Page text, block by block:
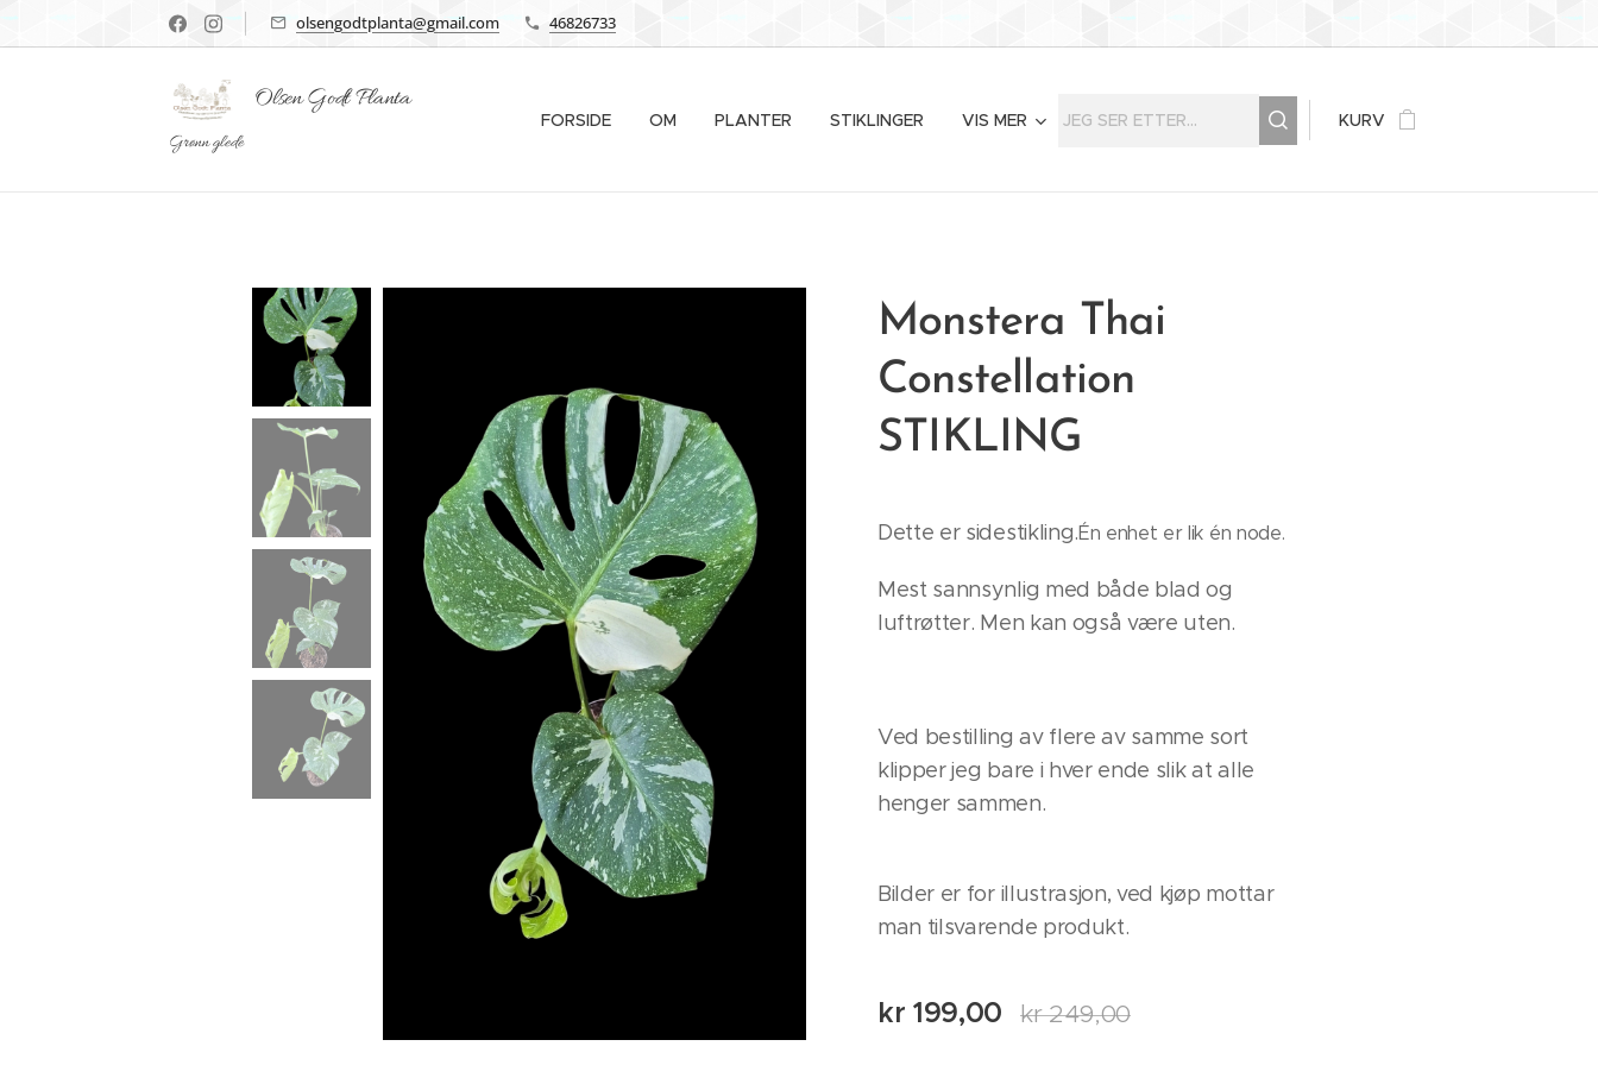
olsengodtplanta@gmail.com 46826733
Olsen Godt Planta
Grønn glede
FORSIDE OM PLANTER STIKLINGER VIS MER KURV
Monstera Thai
Constellation
STIKLING
Dette er sidestikling.Én enhet er lik én node.
Mest sannsynlig med både blad og
luftrøtter. Men kan også være uten.
Ved bestilling av flere av samme sort
klipper jeg bare i hver ende slik at alle
henger sammen.
Bilder er for illustrasjon, ved kjøp mottar
man tilsvarende produkt.
kr199,00 kr249,00